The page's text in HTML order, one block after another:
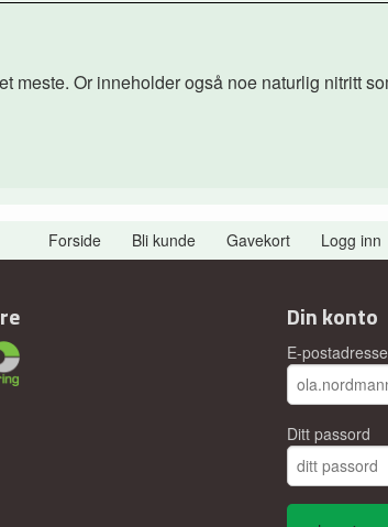
meste. Or inneholder også noe naturlig nitritt
Forside Bli kunde Gavekort Logg inn
Din konto
E-postadresse
Ditt passord